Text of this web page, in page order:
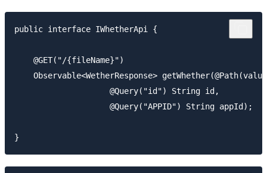
public interface IWhetherApi {
    @GET("/{fileName}")
Observable<WetherResponse>
                    @Query("id") String id,
                    @Query("APPID") String appId);